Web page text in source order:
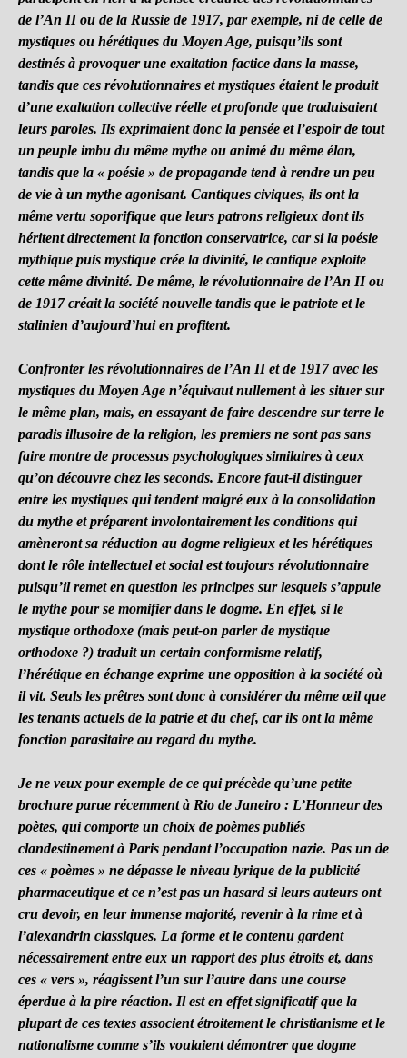
de l’An II ou de la Russie de 1917, par exemple, ni de celle de
mystiques ou hérétiques du Moyen Age, puisqu’ils sont
destinés à provoquer une exaltation factice dans la masse,
tandis que ces révolutionnaires et mystiques étaient le produit
d’une exaltation collective réelle et profonde que traduisaient
leurs paroles. Ils exprimaient donc la pensée et l’espoir de tout
un peuple imbu du même mythe ou animé du même élan,
tandis que la « poésie » de propagande tend à rendre un peu
de vie à un mythe agonisant. Cantiques civiques, ils ont la
même vertu soporifique que leurs patrons religieux dont ils
héritent directement la fonction conservatrice, car si la poésie
mythique puis mystique crée la divinité, le cantique exploite
cette même divinité. De même, le révolutionnaire de l’An II ou
de 1917 créait la société nouvelle tandis que le patriote et le
stalinien d’aujourd’hui en profitent.
Confronter les révolutionnaires de l’An II et de 1917 avec les
mystiques du Moyen Age n’équivaut nullement à les situer sur
le même plan, mais, en essayant de faire descendre sur terre le
paradis illusoire de la religion, les premiers ne sont pas sans
faire montre de processus psychologiques similaires à ceux
qu’on découvre chez les seconds. Encore faut-il distinguer
entre les mystiques qui tendent malgré eux à la consolidation
du mythe et préparent involontairement les conditions qui
amèneront sa réduction au dogme religieux et les hérétiques
dont le rôle intellectuel et social est toujours révolutionnaire
puisqu’il remet en question les principes sur lesquels s’appuie
le mythe pour se momifier dans le dogme. En effet, si le
mystique orthodoxe (mais peut-on parler de mystique
orthodoxe ?) traduit un certain conformisme relatif,
l’hérétique en échange exprime une opposition à la société où
il vit. Seuls les prêtres sont donc à considérer du même œil que
les tenants actuels de la patrie et du chef, car ils ont la même
fonction parasitaire au regard du mythe.
Je ne veux pour exemple de ce qui précède qu’une petite
brochure parue récemment à Rio de Janeiro : L’Honneur des
poètes, qui comporte un choix de poèmes publiés
clandestinement à Paris pendant l’occupation nazie. Pas un de
ces « poèmes » ne dépasse le niveau lyrique de la publicité
pharmaceutique et ce n’est pas un hasard si leurs auteurs ont
cru devoir, en leur immense majorité, revenir à la rime et à
l’alexandrin classiques. La forme et le contenu gardent
nécessairement entre eux un rapport des plus étroits et, dans
ces « vers », réagissent l’un sur l’autre dans une course
éperdue à la pire réaction. Il est en effet significatif que la
plupart de ces textes associent étroitement le christianisme et le
nationalisme comme s’ils voulaient démontrer que dogme